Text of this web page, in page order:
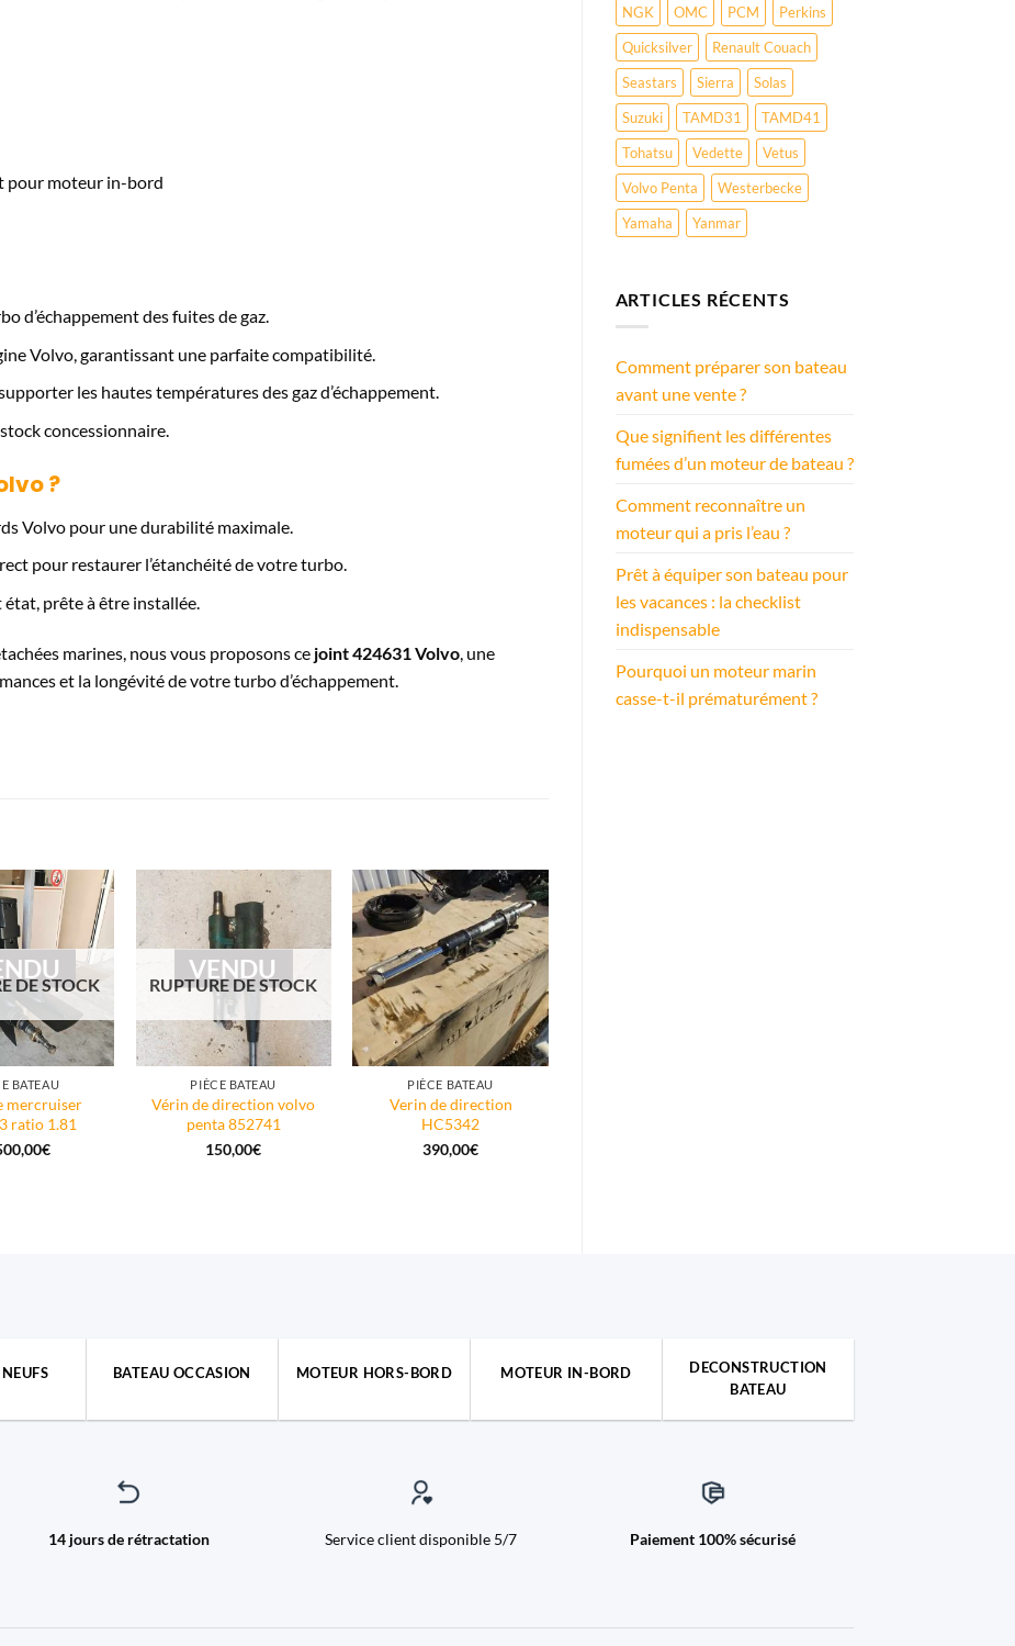
NGK
OMC PCM
Perkins
Quicksilver
Renault Couach
Seastars
Sierra
Solas
Suzuki
TAMD31
TAMD41
Tohatsu
Vedette
Vetus
Volvo Penta
Westerbecke
Yamaha
Yanmar
ARTICLES RÉCENTS
Comment préparer son bateau
avant une vente ?
Que signifient les différentes
fumées d’un moteur de bateau ?
Comment reconnaître un
moteur qui a pris l’eau ?
Prêt à équiper son bateau pour
les vacances : la checklist
indispensable
Pourquoi un moteur marin
casse-t-il prématurément ?
pour moteur in-bord
d’échappement des fuites de gaz.
Volvo, garantissant une parfaite compatibilité.
les hautes températures des gaz d’échappement.
concessionnaire.
?
Volvo pour une durabilité maximale.
pour restaurer l’étanchéité de votre turbo.
prête à être installée.
marines, nous vous proposons ce joint 424631 Volvo , une
et la longévité de votre turbo d’échappement.
DE STOCK
BATEAU
mercruiser
ratio 1.81
€
VENDU
RUPTURE DE STOCK
PIÈCE BATEAU
Vérin de direction volvo
penta 852741
150,00€
PIÈCE BATEAU
Verin de direction
HC5342
390,00€
BATEAU OCCASION MOTEUR HORS-BORD MOTEUR IN-BORD
DECONSTRUCTION
BATEAU
14 jours de rétractation Service client disponible 5/7 Paiement 100% sécurisé